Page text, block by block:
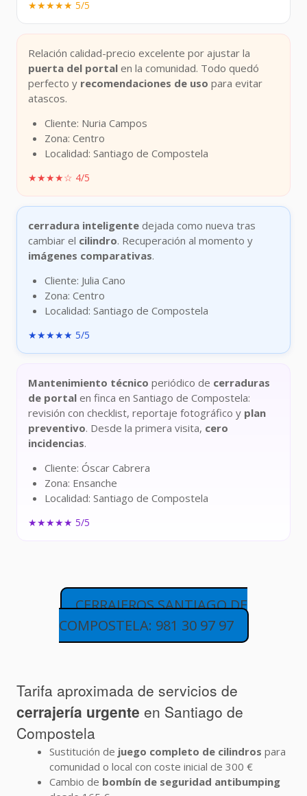
★★★★★ 5/5
Relación calidad-precio excelente por ajustar la
puerta del portal en la comunidad. Todo quedó
perfecto y recomendaciones de uso para evitar
atascos.
Cliente: Nuria Campos
Zona: Centro
Localidad: Santiago de Compostela
★★★★☆ 4/5
cerradura inteligente dejada como nueva tras
cambiar el cilindro. Recuperación al momento y
imágenes comparativas.
Cliente: Julia Cano
Zona: Centro
Localidad: Santiago de Compostela
★★★★★ 5/5
Mantenimiento técnico periódico de cerraduras
de portal en finca en Santiago de Compostela:
revisión con checklist, reportaje fotográfico y plan
preventivo. Desde la primera visita, cero
incidencias.
Cliente: Óscar Cabrera
Zona: Ensanche
Localidad: Santiago de Compostela
★★★★★ 5/5
CERRAJEROS SANTIAGO DE
COMPOSTELA: 981 30 97 97
Tarifa aproximada de servicios de
cerrajería urgente en Santiago de
Compostela
Sustitución de juego completo de cilindros para
comunidad o local con coste inicial de 300 €
Cambio de bombín de seguridad antibumping